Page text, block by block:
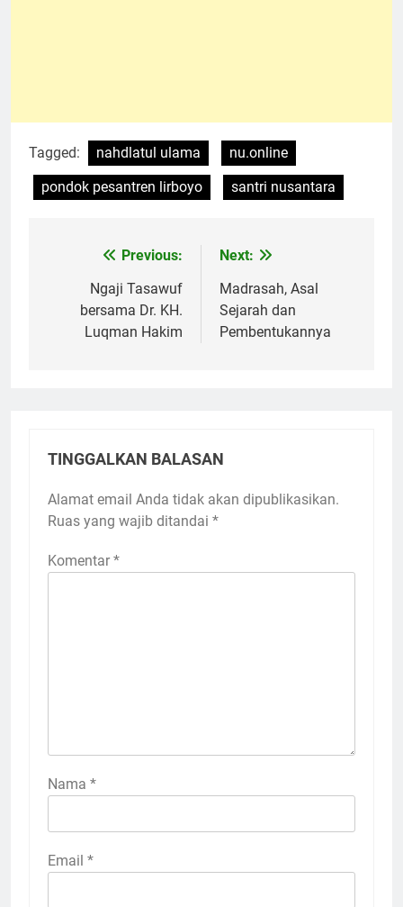
Tagged: nahdlatul ulama
nu.online
pondok pesantren lirboyo
santri nusantara
NavigasiPrevious:
Ngaji Tasawuf
bersama Dr. KH.
Luqman Hakim
Next:
Madrasah, Asal
Sejarah dan
Pembentukannya
TINGGALKAN BALASAN
Alamat email Anda tidak akan dipublikasikan.
Ruas yang wajib ditandai *
Komentar *
Nama *
Email *